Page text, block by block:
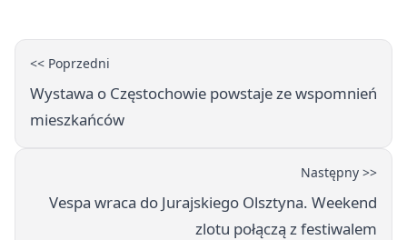
<< Poprzedni
Wystawa o Częstochowie powstaje ze wspomnień
mieszkańców
Następny >>
Vespa wraca do Jurajskiego Olsztyna. Weekend
zlotu połączą z festiwalem